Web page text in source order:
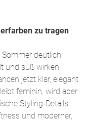
zu tragen
deutlich
und süß wirken
jetzt klar, elegant
feminin, wird aber
Styling-Details
und moderner,